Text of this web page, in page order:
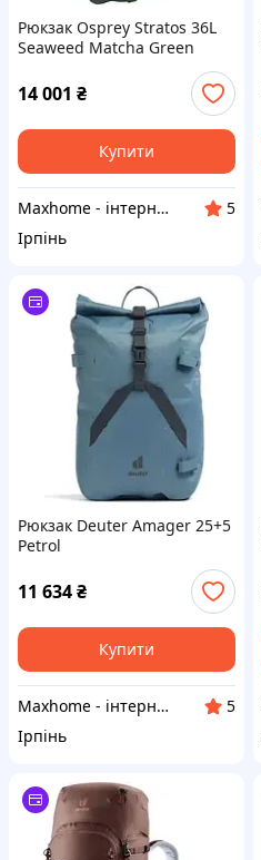
Рюкзак Osprey Stratos 36L
Seaweed Matcha Green
14 001 ₴
Купити
Maxhome - інтернет магазин
5
Ірпінь
Рюкзак Deuter Amager 25+5
Petrol
11 634₴
Купити
Maxhome - інтернет магазин
5
Ірпінь